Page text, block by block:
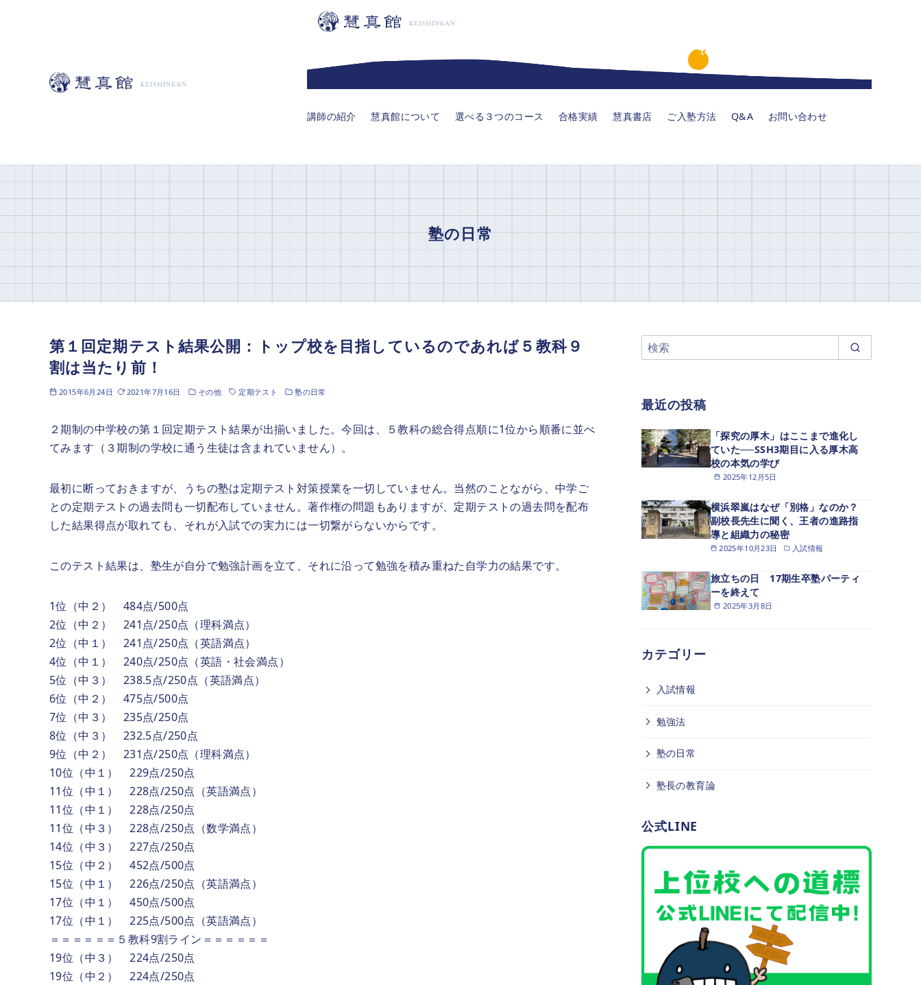
講師の紹介 慧真館について 選べる３つのコース 合格実績 慧真書店 ご入塾方法 Q&A お問い合わせ
塾の日常
第１回定期テスト結果公開：トップ校を目指しているのであれば５教科９
割は当たり前！
2015年6月24日 2021年7月16日 その他 定期テスト 塾の日常
２期制の中学校の第１回定期テスト結果が出揃いました。今回は、５教科の総合得点順に1位から順番に並べ
てみます（３期制の学校に通う生徒は含まれていません）。
最初に断っておきますが、うちの塾は定期テスト対策授業を一切していません。当然のことながら、中学ご
との定期テストの過去問も一切配布していません。著作権の問題もありますが、定期テストの過去問を配布
した結果得点が取れても、それが入試での実力には一切繋がらないからです。
このテスト結果は、塾生が自分で勉強計画を立て、それに沿って勉強を積み重ねた自学力の結果です。
1位（中２） 484点/500点
2位（中２） 241点/250点（理科満点）
2位（中１） 241点/250点（英語満点）
4位（中１） 240点/250点（英語・社会満点）
5位（中３） 238.5点/250点（英語満点）
6位（中２） 475点/500点
7位（中３） 235点/250点
8位（中３） 232.5点/250点
9位（中２） 231点/250点（理科満点）
10位（中１） 229点/250点
11位（中１） 228点/250点（英語満点）
11位（中１） 228点/250点
11位（中３） 228点/250点（数学満点）
14位（中３） 227点/250点
15位（中２） 452点/500点
15位（中１） 226点/250点（英語満点）
17位（中１） 450点/500点
17位（中１） 225点/500点（英語満点）
＝＝＝＝＝＝５教科9割ライン＝＝＝＝＝＝
19位（中３） 224点/250点
19位（中２） 224点/250点
最近の投稿
2025年12月5日
「探究の厚木」はここまで進化し
ていた──SSH3期目に入る厚木高
校の本気の学び
2025年10月23日 入試情報
横浜翠嵐はなぜ「別格」なのか？
副校長先生に聞く、王者の進路指
導と組織力の秘密
2025年3月8日
旅立ちの日 17期生卒塾パーティ
ーを終えて
カテゴリー
入試情報
勉強法
塾の日常
塾長の教育論
公式LINE